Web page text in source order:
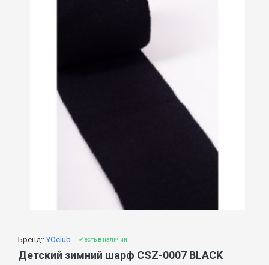
Бренд:: YOclub ✔ есть в наличии
Детский зимний шарф CSZ-0007 BLACK